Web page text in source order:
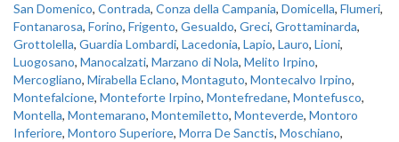
San Domenico, Contrada, Conza della Campania, Domicella, Flumeri,
Fontanarosa, Forino, Frigento, Gesualdo, Greci, Grottaminarda,
Grottolella, Guardia Lombardi, Lacedonia, Lapio, Lauro, Lioni,
Luogosano, Manocalzati, Marzano di Nola, Melito Irpino,
Mercogliano, Mirabella Eclano, Montaguto, Montecalvo Irpino,
Montefalcione, Monteforte Irpino, Montefredane, Montefusco,
Montella, Montemarano, Montemiletto, Monteverde, Montoro
Inferiore, Montoro Superiore, Morra De Sanctis, Moschiano,